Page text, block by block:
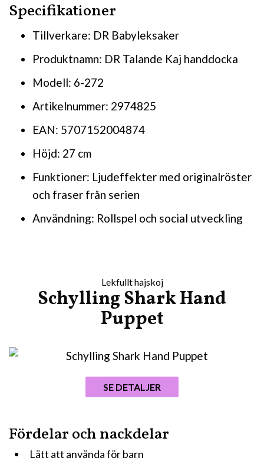
Specifikationer
Tillverkare: DR Babyleksaker
Produktnamn: DR Talande Kaj handdocka
Modell: 6-272
Artikelnummer: 2974825
EAN: 5707152004874
Höjd: 27 cm
Funktioner: Ljudeffekter med originalröster
och fraser från serien
Användning: Rollspel och social utveckling
Lekfullt hajskoj
Schylling Shark Hand
Puppet
Fördelar och nackdelar
Lätt att använda för barn
SE DETALJER